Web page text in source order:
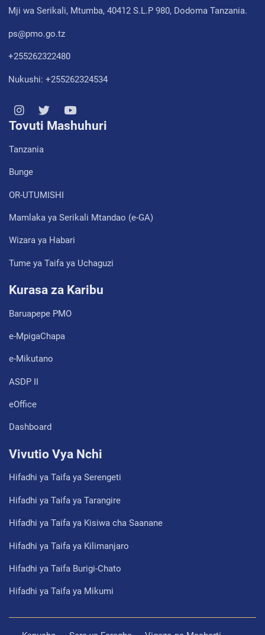
Mji wa Serikali, Mtumba, 40412 S.L.P 980, Dodoma Tanzania.
ps@pmo.go.tz
+255262322480
Nukushi: +255262324534
Tovuti Mashuhuri
Tanzania
Bunge
OR-UTUMISHI
Mamlaka ya Serikali Mtandao (e-GA)
Wizara ya Habari
Tume ya Taifa ya Uchaguzi
Kurasa za Karibu
Baruapepe PMO
e-MpigaChapa
e-Mikutano
ASDP II
eOffice
Dashboard
Vivutio Vya Nchi
Hifadhi ya Taifa ya Serengeti
Hifadhi ya Taifa ya Tarangire
Hifadhi ya Taifa ya Kisiwa cha Saanane
Hifadhi ya Taifa ya Kilimanjaro
Hifadhi ya Taifa Burigi-Chato
Hifadhi ya Taifa ya Mikumi